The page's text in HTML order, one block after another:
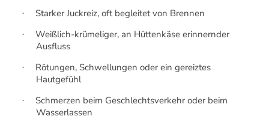
· Starker Juckreiz, oft begleitet von Brennen
·
Weißlich-krümeliger, an Hüttenkäse erinnernder
Ausfluss
·
Rötungen, Schwellungen oder ein gereiztes
Hautgefühl
·
Schmerzen beim Geschlechtsverkehr oder beim
Wasserlassen